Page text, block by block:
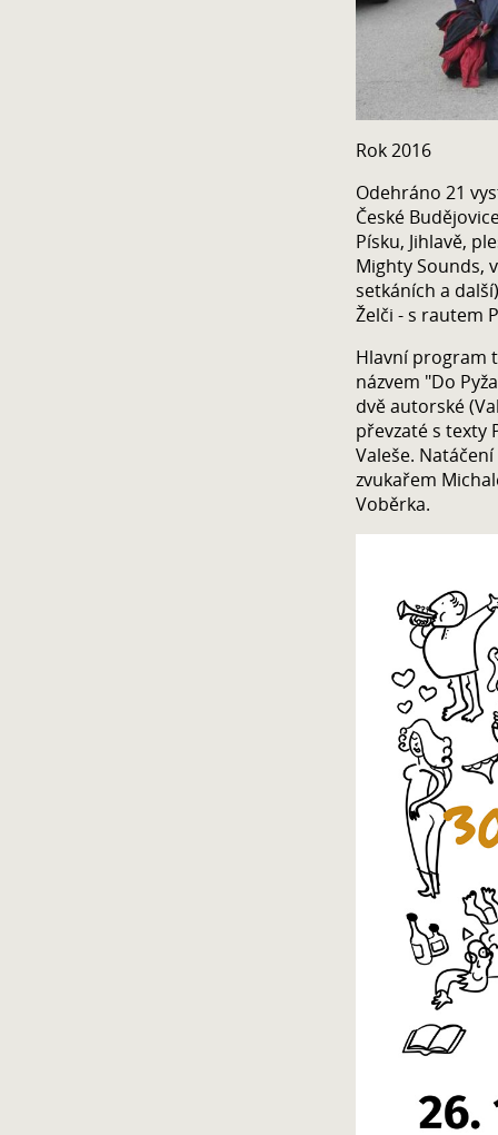
Rok 2016
Odehráno 21
České
Písku, Jihlavě,
Mighty Sounds,
setkáních a
Želči - s rautem
Hlavní program
názvem "Do
dvě autorské
převzaté s texty
Valeše.
zvukařem
Voběrka.